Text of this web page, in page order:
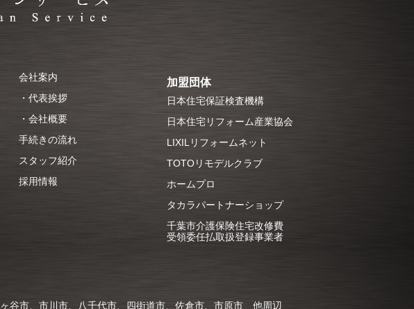
会社案内
・ 代表挨拶
・ 会社概要
手続きの流れ
スタッフ紹介
採用情報
加盟団体
日本住宅保証検査機構
日本住宅リフォーム産業協会
LIXILリフォームネット
TOTOリモデルクラブ
ホームプロ
タカラパートナーショップ
千葉市介護保険住宅改修費
受領委任払取扱登録事業者
谷市、市川市、八千代市、四街道市、佐倉市、市原市 他周辺